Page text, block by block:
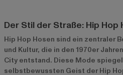
Der Stil der Straße: Hip Hop
Hip Hop Hosen sind ein zentraler
und Kultur, die in den 1970er
City entstand. Diese Mode
selbstbewussten Geist der Hip